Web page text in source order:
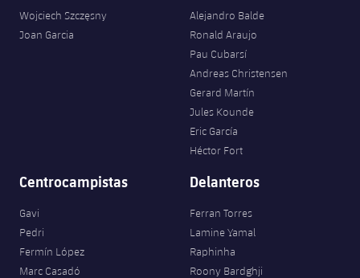
Wojciech Szczęsny
Joan Garcia
Alejandro Balde
Ronald Araujo
Pau Cubarsí
Andreas Christensen
Gerard Martín
Jules Kounde
Eric García
Héctor Fort
Centrocampistas
Gavi
Pedri
Fermín López
Marc Casadó
Delanteros
Ferran Torres
Lamine Yamal
Raphinha
Roony Bardghji